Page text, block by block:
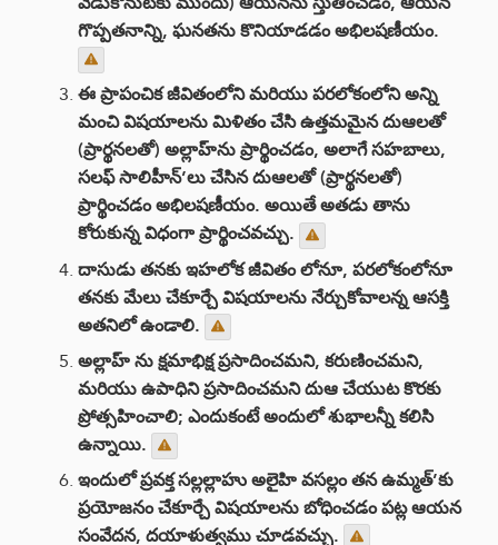
గొప్పతనాన్ని, ఘనతను కొనియాడడం అభిలషణీయం.
ఈ ప్రాపంచిక జీవితంలోని మరియు పరలోకంలోని అన్ని
మంచి విషయాలను మిళితం చేసి ఉత్తమమైన దుఆలతో
(ప్రార్థనలతో) అల్లాహ్‌ను ప్రార్థించడం, అలాగే సహబాలు,
సలఫ్ సాలిహీన్’లు చేసిన దుఆలతో (ప్రార్థనలతో)
ప్రార్థించడం అభిలషణీయం. అయితే అతడు తాను
కోరుకున్న విధంగా ప్రార్థించవచ్చు.
దాసుడు తనకు ఇహలోక జీవితం లోనూ, పరలోకంలోనూ
తనకు మేలు చేకూర్చే విషయాలను నేర్చుకోవాలన్న ఆసక్తి
అతనిలో ఉండాలి.
అల్లాహ్ ను క్షమాభిక్ష ప్రసాదించమని, కరుణించమని,
మరియు ఉపాధిని ప్రసాదించమని దుఆ చేయుట కొరకు
ప్రోత్సహించాలి; ఎందుకంటే అందులో శుభాలన్నీ కలిసి
ఉన్నాయి.
ఇందులో ప్రవక్త సల్లల్లాహు అలైహి వసల్లం తన ఉమ్మత్’కు
ప్రయోజనం చేకూర్చే విషయాలను బోధించడం పట్ల ఆయన
సంవేదన, దయాళుత్వము చూడవచ్చు.